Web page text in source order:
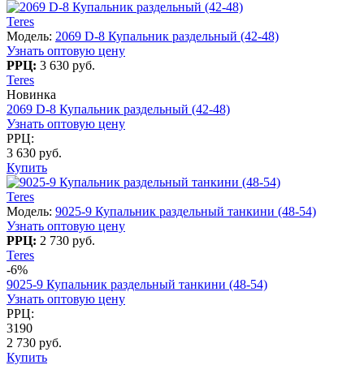
Teres
Модель: 2069 D-8 Купальник раздельный (42-48)
Узнать оптовую цену
РРЦ: 3 630 руб.
Teres
Новинка
2069 D-8 Купальник раздельный (42-48)
Узнать оптовую цену
РРЦ:
3 630 руб.
Купить
Teres
Модель: 9025-9 Купальник раздельный танкини (48-54)
Узнать оптовую цену
РРЦ: 2 730 руб.
Teres
-6%
9025-9 Купальник раздельный танкини (48-54)
Узнать оптовую цену
РРЦ:
3190
2 730 руб.
Купить